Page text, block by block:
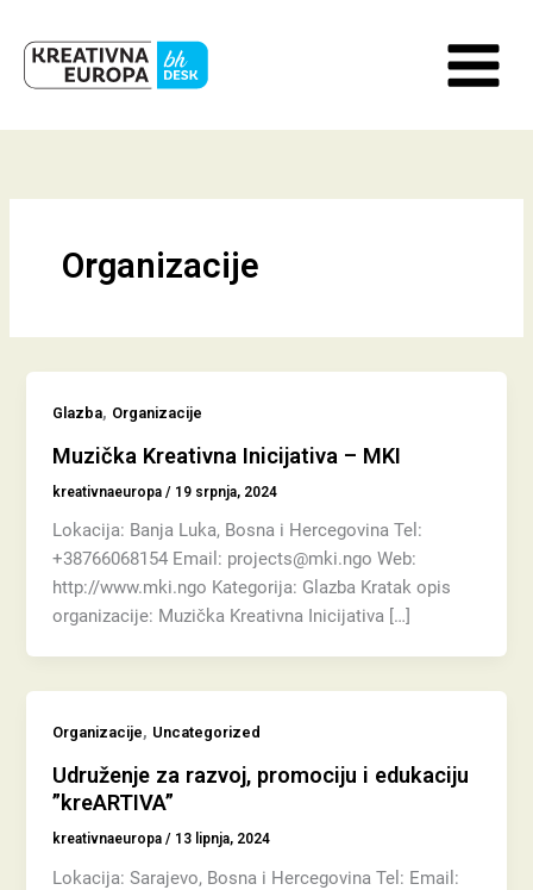
content
Organizacije
Glazba, Organizacije
Muzička Kreativna Inicijativa – MKI
kreativnaeuropa/ 19 srpnja, 2024
Lokacija: Banja Luka, Bosna i Hercegovina Tel:
+38766068154 Email: projects@mki.ngo Web:
http://www.mki.ngo Kategorija: Glazba Kratak opis
organizacije: Muzička Kreativna Inicijativa […]
Organizacije, Uncategorized
Udruženje za razvoj, promociju i edukaciju
”kreARTIVA”
kreativnaeuropa/ 13 lipnja, 2024
Lokacija: Sarajevo, Bosna i Hercegovina Tel: Email: